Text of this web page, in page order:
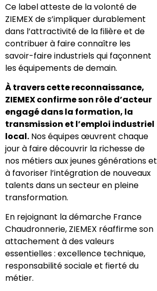
Ce label atteste de la volonté de
ZIEMEX de s’impliquer durablement
dans l’attractivité de la filière et de
contribuer à faire connaître les
savoir-faire industriels qui façonnent
les équipements de demain.
À travers cette reconnaissance,
ZIEMEX confirme son rôle d’acteur
engagé dans la formation, la
transmission et l’emploi industriel
local. Nos équipes œuvrent chaque
jour à faire découvrir la richesse de
nos métiers aux jeunes générations et
à favoriser l’intégration de nouveaux
talents dans un secteur en pleine
transformation.
En rejoignant la démarche France
Chaudronnerie, ZIEMEX réaffirme son
attachement à des valeurs
essentielles : excellence technique,
responsabilité sociale et fierté du
métier.